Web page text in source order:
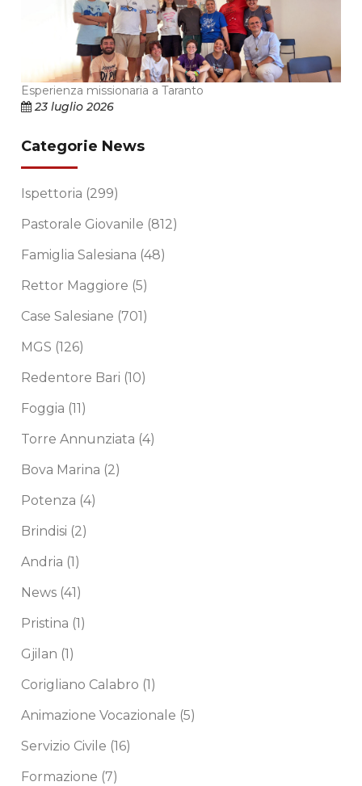
Esperienza missionaria a Taranto
23 luglio 2026
Categorie News
Ispettoria (299)
Pastorale Giovanile (812)
Famiglia Salesiana (48)
Rettor Maggiore (5)
Case Salesiane (701)
MGS (126)
Redentore Bari (10)
Foggia (11)
Torre Annunziata (4)
Bova Marina (2)
Potenza (4)
Brindisi (2)
Andria (1)
News (41)
Pristina (1)
Gjilan (1)
Corigliano Calabro (1)
Animazione Vocazionale (5)
Servizio Civile (16)
Formazione (7)